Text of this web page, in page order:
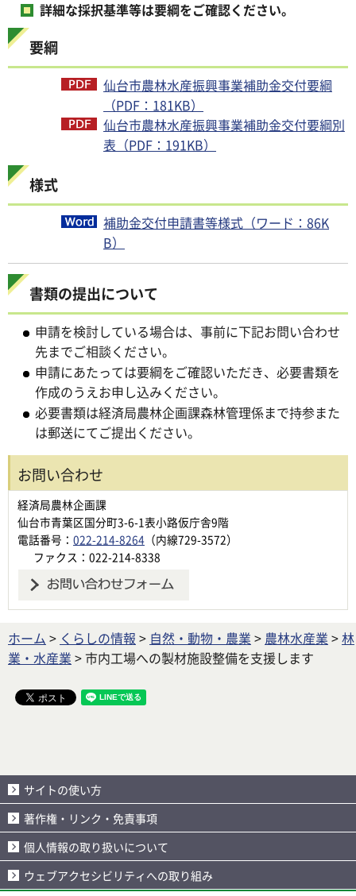
詳細な採択基準等は要綱をご確認ください。
要綱
仙台市農林水産振興事業補助金交付要綱
（PDF：181KB）
仙台市農林水産振興事業補助金交付要綱別
表（PDF：191KB）
様式
補助金交付申請書等様式（ワード：86K
B）
書類の提出について
申請を検討している場合は、事前に下記お問い合わせ
先までご相談ください。
申請にあたっては要綱をご確認いただき、必要書類を
作成のうえお申し込みください。
必要書類は経済局農林企画課森林管理係まで持参また
は郵送にてご提出ください。
お問い合わせ
経済局農林企画課
仙台市青葉区国分町3-6-1表小路仮庁舎9階
電話番号： 022-214-8264 （内線729-3572）
ファクス：022-214-8338
ホーム > くらしの情報 > 自然・動物・農業 > 農林水産業 >林
業・水産業 > 市内工場への製材施設整備を支援します
サイトの使い方
著作権・リンク・免責事項
個人情報の取り扱いについて
ウェブアクセシビリティへの取り組み